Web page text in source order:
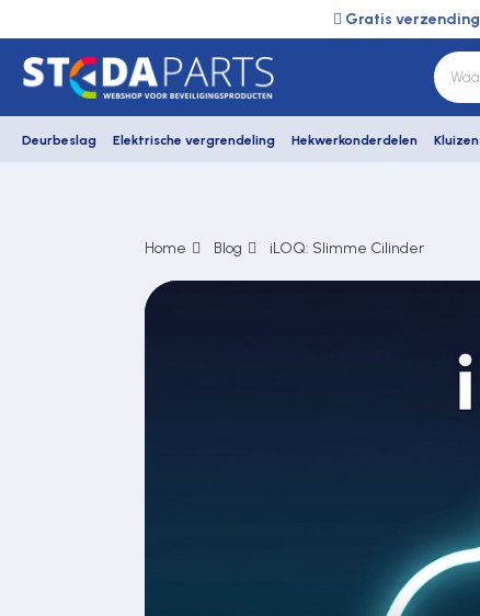
Gratis verzending
Deurbeslag Elektrische vergrendeling Hekwerkonderdelen Kluizen
Elektrische vergrendeling
Home Blog iLOQ: Slimme Cilinder